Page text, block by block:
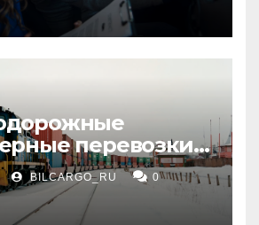
перевозки
в Россию:
сроки и
BILCARGO_RU 0